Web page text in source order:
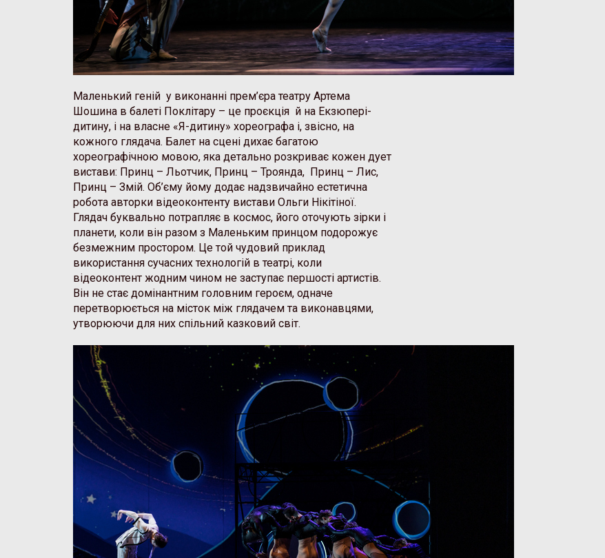
Маленький геній у виконанні прем’єра театру Артема
Шошина в балеті Поклітару – це проєкція й на Екзюпері-
дитину, і на власне «Я-дитину» хореографа і, звісно, на
кожного глядача. Балет на сцені дихає багатою
хореографічною мовою, яка детально розкриває кожен дует
вистави: Принц – Льотчик, Принц – Троянда, Принц – Лис,
Принц – Змій. Об’єму йому додає надзвичайно естетична
робота авторки відеоконтенту вистави Ольги Нікітіної.
Глядач буквально потрапляє в космос, його оточують зірки і
планети, коли він разом з Маленьким принцом подорожує
безмежним простором. Це той чудовий приклад
використання сучасних технологій в театрі, коли
відеоконтент жодним чином не заступає першості артистів.
Він не стає домінантним головним героєм, одначе
перетворюється на місток між глядачем та виконавцями,
утворюючи для них спільний казковий світ.